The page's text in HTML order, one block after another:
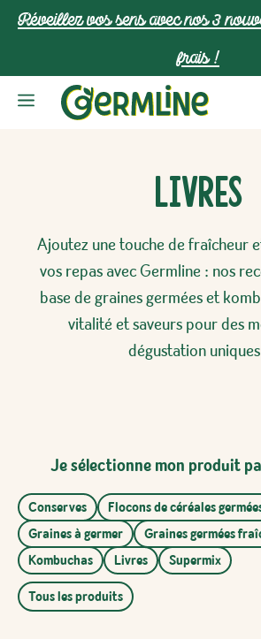
AllerRéveillez vos sens avec nos 3
frais !
Menu
Livres
Ajoutez une touche de fraîcheur
vos repas avec Germline : nos
base de graines germées et
vitalité et saveurs pour des
dégustation
Je sélectionne mon produit
Conserves Flocons de céréales
Graines à germer
Graines germées
Kombuchas
Livres Supermix
Tous les produits